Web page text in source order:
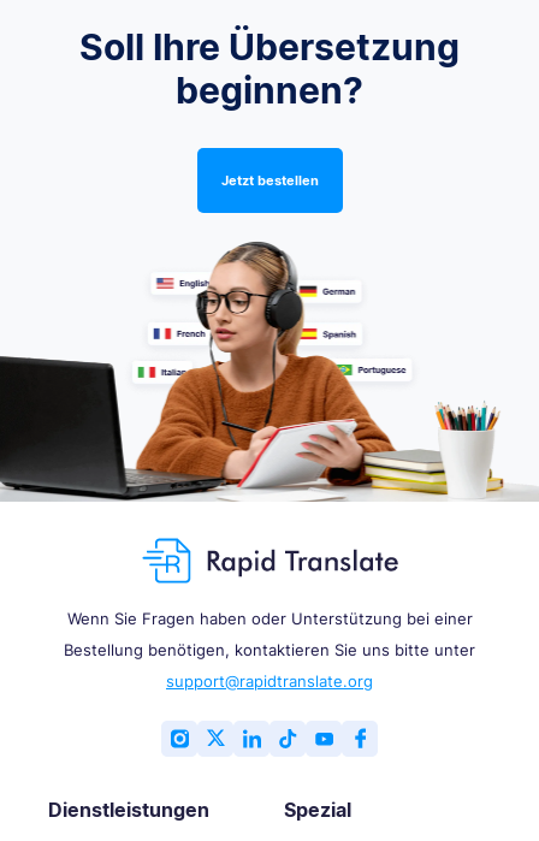
Soll Ihre Übersetzung
beginnen?
Jetzt bestellen
Wenn Sie Fragen haben oder Unterstützung bei einer
Bestellung benötigen, kontaktieren Sie uns bitte unter
support@rapidtranslate.org
Dienstleistungen Spezial